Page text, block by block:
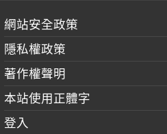
網站安全政策
隱私權政策
著作權聲明
本站使用正體字
登入